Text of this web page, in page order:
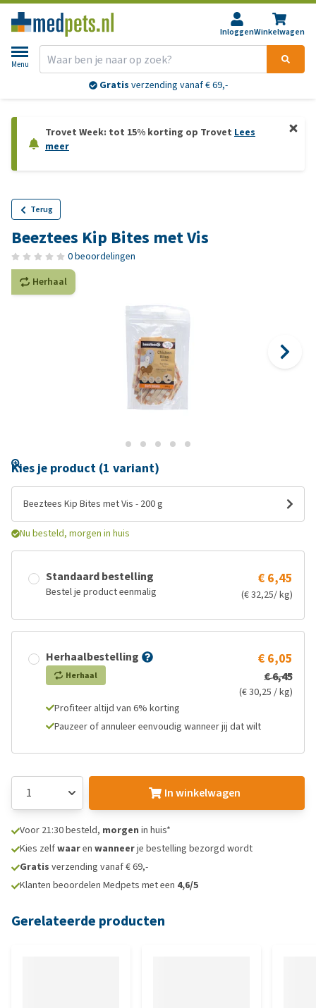
InloggenWinkelwagen
Menu
Gratis verzending vanaf € 69,-
Trovet Week: tot 15% korting op Trovet Lees
meer
Terug
Beeztees Kip Bites met Vis
0 beoordelingen
Herhaal
Kies je product (1 variant)
Beeztees Kip Bites met Vis - 200 g
Nu besteld, morgen in huis
Standaard bestelling
Bestel je product eenmalig
€ 6,45
(€ 32,25/ kg)
Herhaalbestelling
Herhaal
€ 6,05
€ 6,45
(€ 30,25 / kg)
Profiteer altijd van 6% korting
Pauzeer of annuleer eenvoudig wanneer jij dat wilt
In winkelwagen
Voor 21:30 besteld, morgen in huis*
Kies zelfwaaren wanneerje bestelling bezorgd wordt
Gratis verzending vanaf € 69,-
Klanten beoordelen Medpets met een 4,6/5
Gerelateerde producten